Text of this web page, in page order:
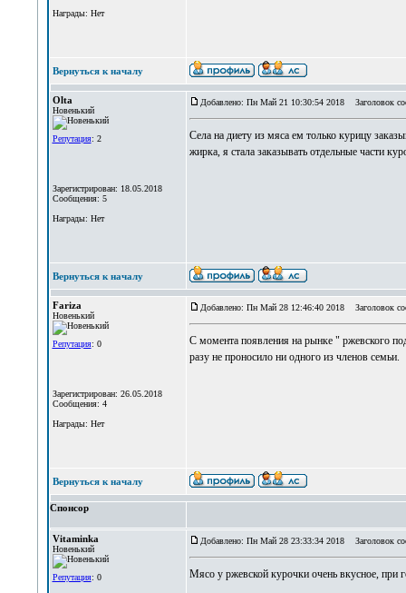
Награды: Нет
Вернуться к началу
Olta
Новенький
Репутация: 2
Зарегистрирован: 18.05.2018
Сообщения: 5
Награды: Нет
Добавлено: Пн Май 21 10:30:54 2018 Заголовок
Села на диету из мяса ем только курицу
жирка, я стала заказывать отдельные части
Вернуться к началу
Fariza
Новенький
Репутация: 0
Зарегистрирован: 26.05.2018
Сообщения: 4
Награды: Нет
Добавлено: Пн Май 28 12:46:40 2018 Заголовок
С момента появления на рынке " ржевского
разу не проносило ни одного из членов семьи.
Вернуться к началу
Спонсор
Vitaminka
Новенький
Репутация: 0
Добавлено: Пн Май 28 23:33:34 2018 Заголовок
Мясо у ржевской курочки очень вкусное, при